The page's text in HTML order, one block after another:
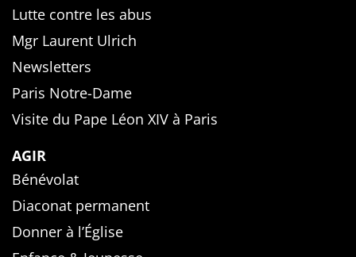
Lutte contre les abus
Mgr Laurent Ulrich
Newsletters
Paris Notre-Dame
Visite du Pape Léon XIV à Paris
AGIR
Bénévolat
Diaconat permanent
Donner à l’Église